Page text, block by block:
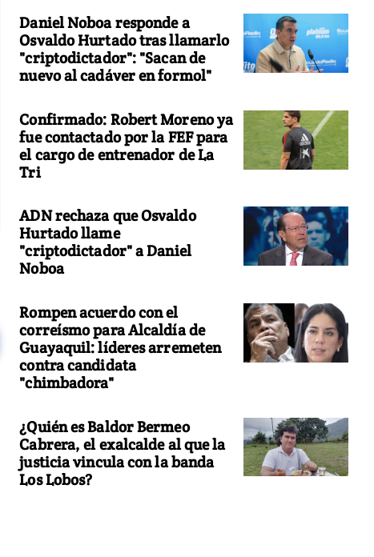
Daniel Noboa responde a
Osvaldo Hurtado tras llamarlo
"criptodictador": "Sacan de
nuevo al cadáver en formol"
Confirmado: Robert Moreno ya
fue contactado por la FEF para
el cargo de entrenador de La
Tri
ADN rechaza que Osvaldo
Hurtado llame
"criptodictador" a Daniel
Noboa
Rompen acuerdo con el
correísmo para Alcaldía de
Guayaquil: líderes arremeten
contra candidata
"chimbadora"
¿Quién es Baldor Bermeo
Cabrera, el exalcalde al que la
justicia vincula con la banda
Los Lobos?